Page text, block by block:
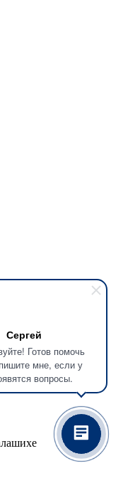
Сергей
Готов помочь
мне, если у
вопросы.